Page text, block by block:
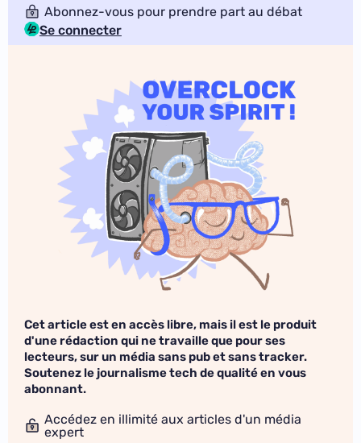
Abonnez-vous pour prendre part au débat
Se connecter
Cet article est en accès libre, mais il est le produit
d'une rédaction qui ne travaille que pour ses
lecteurs, sur un média sans pub et sans tracker.
Soutenez le journalisme tech de qualité en vous
abonnant.
Accédez en illimité aux articles d'un média
expert